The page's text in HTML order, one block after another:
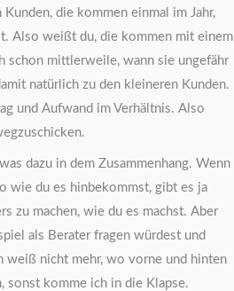
die kommen einmal im Jahr,
Also weißt du, die kommen mit einem
schon mittlerweile, wann sie ungefähr
natürlich zu den kleineren Kunden.
und Aufwand im Verhältnis. Also
dazu in dem Zusammenhang. Wenn
wie du es hinbekommst, gibt es ja
zu machen, wie du es machst. Aber
als Berater fragen würdest und
weiß nicht mehr, wo vorne und hinten
sonst komme ich in die Klapse.